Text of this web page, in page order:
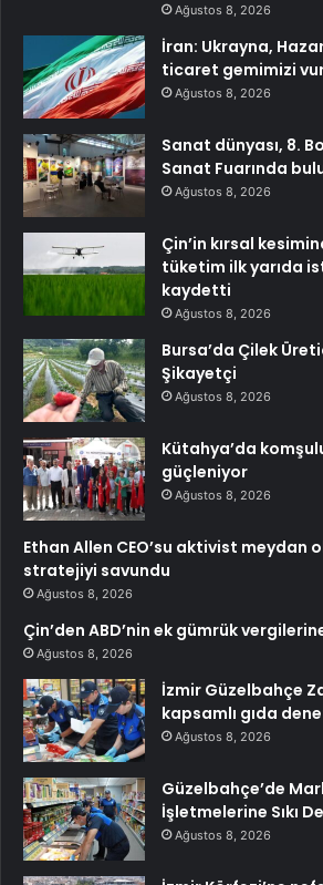
Ağustos 8, 2026
İran: Ukrayna,
ticaret gemimizi
Ağustos 8, 2026
Sanat dünyası, 8.
Sanat Fuarında
Ağustos 8, 2026
Çin’in kırsal
tüketim ilk yarıda
kaydetti
Ağustos 8, 2026
Bursa’da Çilek
Şikayetçi
Ağustos 8, 2026
Kütahya’da
güçleniyor
Ağustos 8, 2026
Ethan Allen CEO’su aktivist meydan
stratejiyi savundu
Ağustos 8, 2026
Çin’den ABD’nin ek gümrük
Ağustos 8, 2026
İzmir Güzelbahçe
kapsamlı gıda
Ağustos 8, 2026
Güzelbahçe’de
İşletmelerine Sıkı
Ağustos 8, 2026